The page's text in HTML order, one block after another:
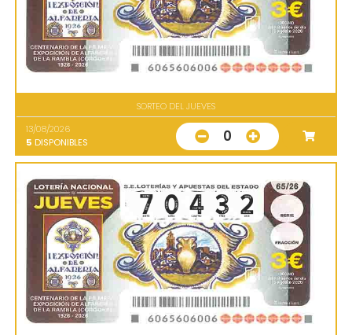
SORTEO DEL JUEVES
13/08/2026
5 DISPONIBLES 0